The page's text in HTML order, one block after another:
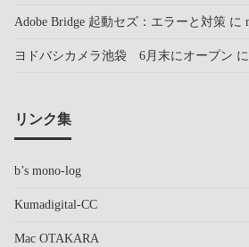
Adobe Bridge 起動セズ：エラーと対策 に
ヨドバシカメラ池袋 6月末にオープン に
リンク集
b’s mono-log
Kumadigital-CC
Mac OTAKARA